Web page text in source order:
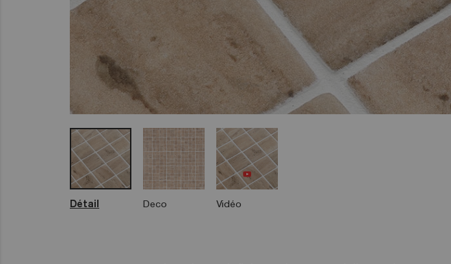
Détail Deco Vidéo